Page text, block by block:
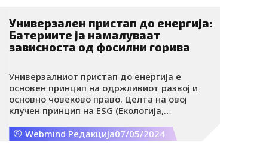
Универзален пристап до енергија:
Батериите ја намалуваат
зависноста од фосилни горива
Универзалниот пристап до енергија е
основен принцип на одржливиот развој и
основно човеково право. Целта на овој
клучен принцип на ESG (Екологија,
запоставен и дека секој поединец треба да
има правичен пристап до енергетските
Webmind Редакција07/05/2024